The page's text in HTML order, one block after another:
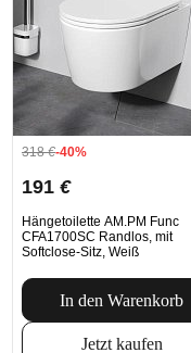
318€-40%
191 €
Hängetoilette AM.PM Func
CFA1700SC Randlos, mit
Softclose-Sitz, Weiß
In den Warenkorb
Jetzt kaufen